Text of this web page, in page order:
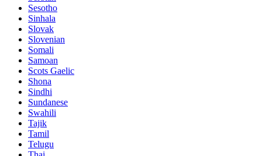
Sesotho
Sinhala
Slovak
Slovenian
Somali
Samoan
Scots Gaelic
Shona
Sindhi
Sundanese
Swahili
Tajik
Tamil
Telugu